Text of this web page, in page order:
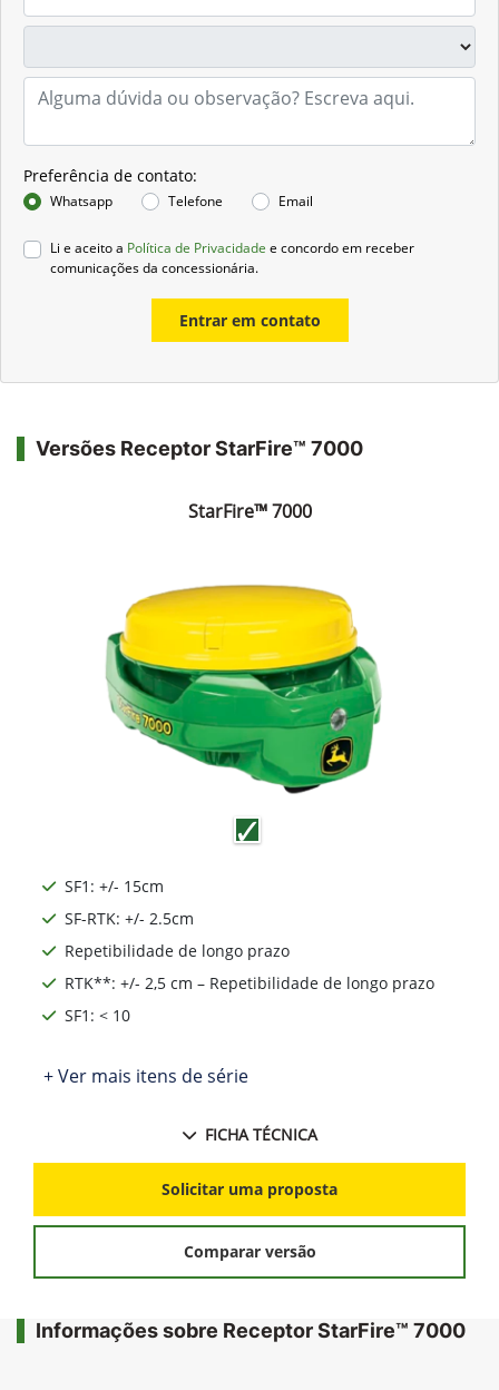
Preferência de contato:
Whatsapp Telefone Email
Li e aceito a Política de Privacidade e concordo em receber
comunicações da concessionária.
Entrar em contato
Versões Receptor StarFire™ 7000
StarFire™ 7000
SF1: +/- 15cm
SF-RTK: +/- 2.5cm
Repetibilidade de longo prazo
RTK**: +/- 2,5 cm – Repetibilidade de longo prazo
SF1: < 10
+ Ver mais itens de série
FICHA TÉCNICA
Solicitar uma proposta
Comparar versão
Informações sobre Receptor StarFire™ 7000